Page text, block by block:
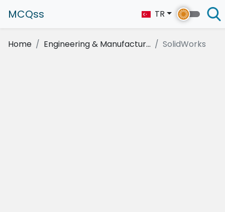
MCQss TR
Home Engineering & Manufactur... SolidWorks